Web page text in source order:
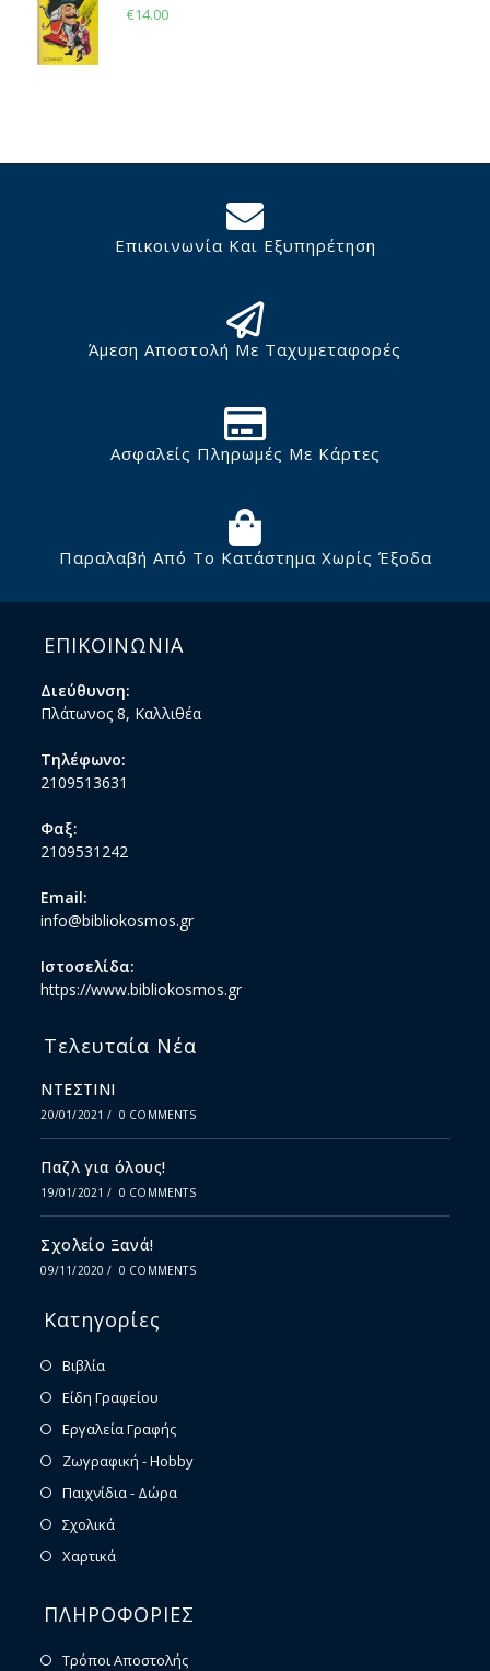
€14.00
Επικοινωνία Και Εξυπηρέτηση
Άμεση Αποστολή Με Ταχυμεταφορές
Ασφαλείς Πληρωμές Με Κάρτες
Παραλαβή Από Το Κατάστημα Χωρίς Έξοδα
ΕΠΙΚΟΙΝΩΝΙΑ
Διεύθυνση:
Πλάτωνος 8, Καλλιθέα
Τηλέφωνο:
2109513631
Φαξ:
2109531242
Email:
info@bibliokosmos.gr
Ιστοσελίδα:
https://www.bibliokosmos.gr
Τελευταία Νέα
ΝΤΕΣΤΙΝΙ
20/01/2021 / 0 COMMENTS
Παζλ για όλους!
19/01/2021 / 0 COMMENTS
Σχολείο Ξανά!
09/11/2020 / 0 COMMENTS
Κατηγορίες
Βιβλία
Είδη Γραφείου
Εργαλεία Γραφής
Ζωγραφική - Hobby
Παιχνίδια - Δώρα
Σχολικά
Χαρτικά
ΠΛΗΡΟΦΟΡΙΕΣ
Τρόποι Αποστολής